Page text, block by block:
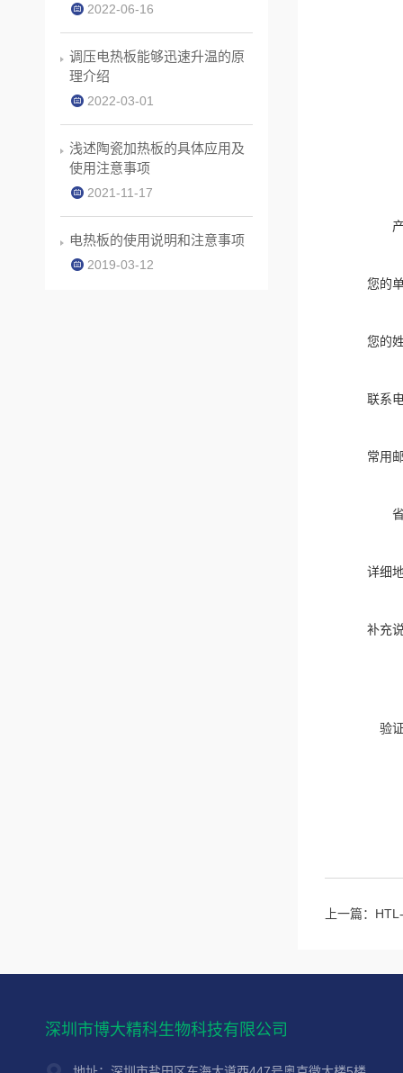
您的
您的
联系
常用
详细
补充
验
上一篇：
2022-06-16
调压电热板能够迅速升温的原
理介绍
2022-03-01
浅述陶瓷加热板的具体应用及
使用注意事项
2021-11-17
电热板的使用说明和注意事项
2019-03-12
深圳市博大精科生物科技有限公司